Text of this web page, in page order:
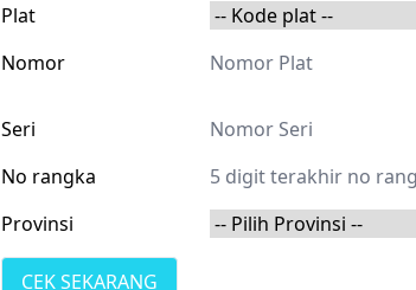
Plat
Nomor
Seri
No rangka
Provinsi